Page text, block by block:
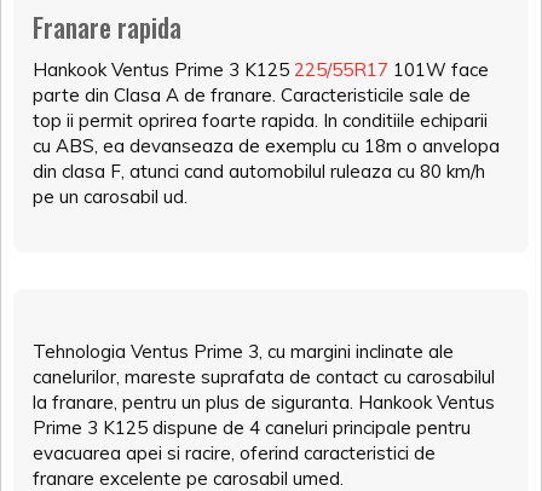
Franare rapida
Hankook Ventus Prime 3 K125 225/55R17 101W face
parte din Clasa A de franare. Caracteristicile sale de
top ii permit oprirea foarte rapida. In conditiile echiparii
cu ABS, ea devanseaza de exemplu cu 18m o anvelopa
din clasa F, atunci cand automobilul ruleaza cu 80 km/h
pe un carosabil ud.
Tehnologia Ventus Prime 3, cu margini inclinate ale
canelurilor, mareste suprafata de contact cu carosabilul
la franare, pentru un plus de siguranta. Hankook Ventus
Prime 3 K125 dispune de 4 caneluri principale pentru
evacuarea apei si racire, oferind caracteristici de
franare excelente pe carosabil umed.